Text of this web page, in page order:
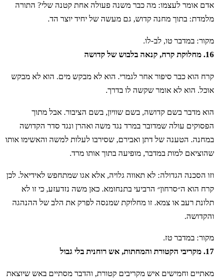
אדם אומר לעצמו: מה כבר משנה פעולה אחת קטנה שלי? התורה
מלמדת: בתוך מחנה קדוש, גם מעשה של יחיד יוצר הד.
מקור: במדבר טו, לב-לו.
16. מחלוקת קרח, קנאה בלבוש של קדושה
קרח הוא כבר סיפור אחר לגמרי. הוא לא מבקש מים. הוא לא מבקש
אוכל. הוא לא אומר שקשה לו בדרך.
הוא מדבר בשם קדושה, בשם שוויון, בשם הציבור. אבל מתוך
הפסוקים עולה שמדובר במרד נגד משה ואהרן ונגד סדר הקדושה
במחנה. הטענה של דתן ואבירם, שסירבו לעלות למשה והאשימו אותו
שהוציאם למות במדבר, מופיעה בתוך אותו מרד.
וזו הסכנה הגדולה: לא תאווה גלויה, אלא אגו שמתחפש לאידיאל. לכן
קרח הוא ה״סרחון״ הרביעי בתנחומא. כאן משה נזדעזע, כי זו לא
תלונת רעב או צמא. זו מחלוקת שמנסה לפרק את הלב של ההנהגה
והקדושה.
מקור: במדבר טז.
17. מקריבי הקטורת והמחתות, אש רוחנית בלי גבול
מאתיים וחמישים איש מקריבים קטורת, והדבר מסתיים באש שיוצאת